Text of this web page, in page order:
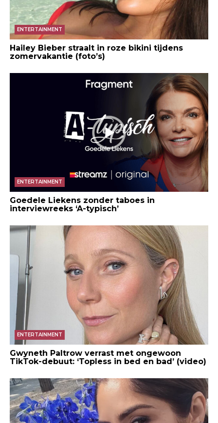
ENTERTAINMENT
Hailey Bieber straalt in roze bikini tijdens
zomervakantie (foto’s)
ENTERTAINMENT
Goedele Liekens zonder taboes in
interviewreeks ‘A-typisch’
ENTERTAINMENT
Gwyneth Paltrow verrast met ongewoon
TikTok-debuut: ‘Topless in bed en bad’ (video)